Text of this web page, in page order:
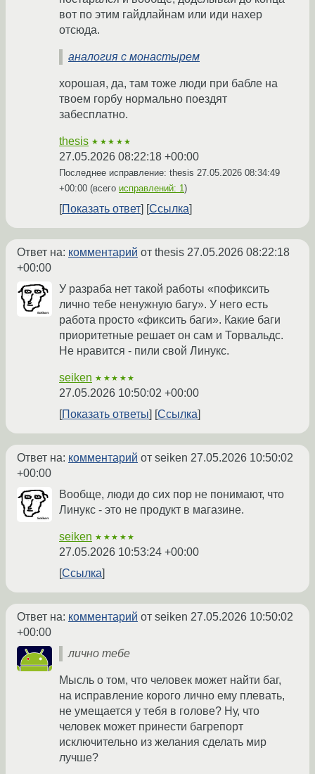
вот по этим гайдлайнам или иди нахер
отсюда.
аналогия с монастырем
хорошая, да, там тоже люди при бабле на
твоем горбу нормально поездят
забесплатно.
thesis ★★★★★
27.05.2026 08:22:18 +00:00
Последнее исправление: thesis 27.05.2026 08:34:49
+00:00 (всего исправлений: 1)
Показать ответ Ссылка
Ответ на: комментарий от thesis 27.05.2026 08:22:18
+00:00
У разраба нет такой работы «пофиксить
лично тебе ненужную багу». У него есть
работа просто «фиксить баги». Какие баги
приоритетные решает он сам и Торвальдс.
Не нравится - пили свой Линукс.
seiken ★★★★★
27.05.2026 10:50:02 +00:00
Показать ответы
Ссылка
Ответ на: комментарий от seiken 27.05.2026 10:50:02
+00:00
Вообще, люди до сих пор не понимают, что
Линукс - это не продукт в магазине.
seiken ★★★★★
27.05.2026 10:53:24 +00:00
Ссылка
Ответ на: комментарий от seiken 27.05.2026 10:50:02
+00:00
лично тебе
Мысль о том, что человек может найти баг,
на исправление корого лично ему плевать,
не умещается у тебя в голове? Ну, что
человек может принести багрепорт
исключительно из желания сделать мир
лучше?